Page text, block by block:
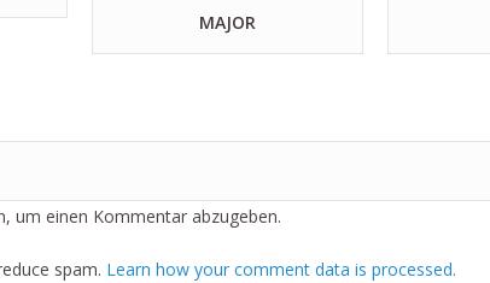
MAJOR
um einen Kommentar abzugeben.
spam. Learn how your comment data is processed.